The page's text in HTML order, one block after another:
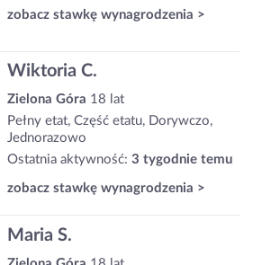
zobacz stawkę wynagrodzenia >
Wiktoria C.
Zielona Góra 18 lat
Pełny etat, Część etatu, Dorywczo,
Jednorazowo
Ostatnia aktywność: 3 tygodnie temu
zobacz stawkę wynagrodzenia >
Maria S.